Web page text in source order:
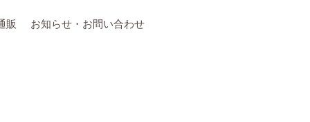
販 お知らせ・お問い合わせ